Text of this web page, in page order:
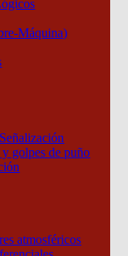
Máquina)
golpes de puño
atmosféricos